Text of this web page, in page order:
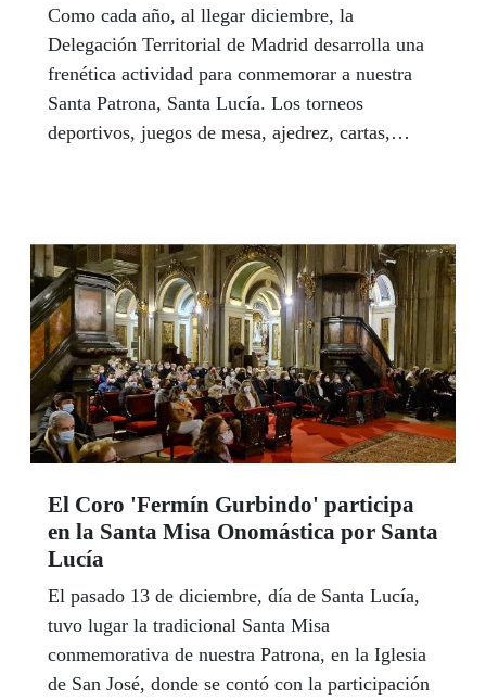
Como cada año, al llegar diciembre, la
Delegación Territorial de Madrid desarrolla una
frenética actividad para conmemorar a nuestra
Santa Patrona, Santa Lucía. Los torneos
deportivos, juegos de mesa, ajedrez, cartas,
El Coro 'Fermín Gurbindo' participa
en la Santa Misa Onomástica por Santa
Lucía
El pasado 13 de diciembre, día de Santa Lucía,
tuvo lugar la tradicional Santa Misa
conmemorativa de nuestra Patrona, en la Iglesia
de San José, donde se contó con la participación